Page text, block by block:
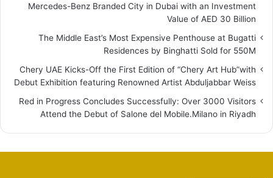
Mercedes-Benz Branded City in Dubai with an Investment
Value of AED 30 Billion
The Middle East’s Most Expensive Penthouse at Bugatti
Residences by Binghatti Sold for 550M
Chery UAE Kicks-Off the First Edition of “Chery Art Hub”with
Debut Exhibition featuring Renowned Artist Abduljabbar Weiss
Red in Progress Concludes Successfully: Over 3000 Visitors
Attend the Debut of Salone del Mobile.Milano in Riyadh